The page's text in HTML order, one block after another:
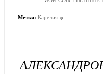
Метки: Карелия